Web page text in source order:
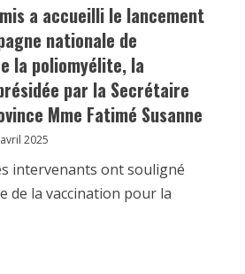
a accueilli le lancement
nationale de
la poliomyélite, la
par la Secrétaire
Mme Fatimé Susanne
2025
intervenants ont souligné
de la vaccination pour la